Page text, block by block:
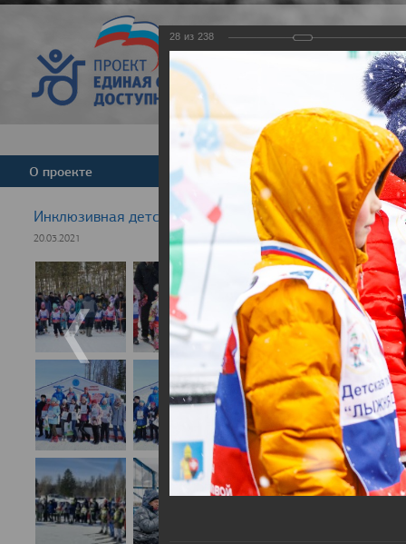
Версия для
О проекте Команда Новости
Инклюзивная детская гонка "Лыжня здоровья" 2021
20.03.2021
28 из 238